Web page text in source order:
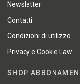
Newsletter
Contatti
Condizioni di utilizzo
Privacy e Cookie Law
SHOP